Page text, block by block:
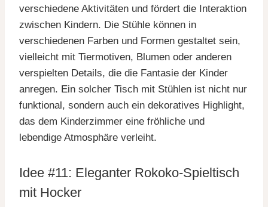
verschiedene Aktivitäten und fördert die Interaktion
zwischen Kindern. Die Stühle können in
verschiedenen Farben und Formen gestaltet sein,
vielleicht mit Tiermotiven, Blumen oder anderen
verspielten Details, die die Fantasie der Kinder
anregen. Ein solcher Tisch mit Stühlen ist nicht nur
funktional, sondern auch ein dekoratives Highlight,
das dem Kinderzimmer eine fröhliche und
lebendige Atmosphäre verleiht.
Idee #11: Eleganter Rokoko-Spieltisch
mit Hocker